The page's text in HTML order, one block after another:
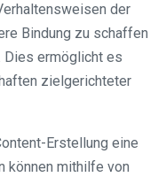
der
Bindung zu schaffen
Dies ermöglicht es
zielgerichteter
Erstellung eine
können mithilfe von